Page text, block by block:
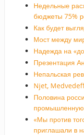
Недельные
бюджеты 75%
Как будет
Мост между
Надежда на
Презентация
Непальская
Njet,
Половина
«Мы против
приглашали в